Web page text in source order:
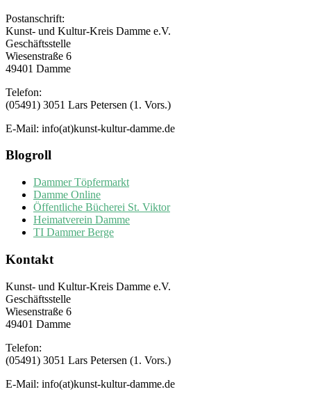
Postanschrift:
Kunst- und Kultur-Kreis Damme e.V.
Geschäftsstelle
Wiesenstraße 6
49401 Damme
Telefon:
(05491) 3051 Lars Petersen (1. Vors.)
E-Mail: info(at)kunst-kultur-damme.de
Blogroll
Dammer Töpfermarkt
Damme Online
Öffentliche Bücherei St. Viktor
Heimatverein Damme
TI Dammer Berge
Kontakt
Kunst- und Kultur-Kreis Damme e.V.
Geschäftsstelle
Wiesenstraße 6
49401 Damme
Telefon:
(05491) 3051 Lars Petersen (1. Vors.)
E-Mail: info(at)kunst-kultur-damme.de